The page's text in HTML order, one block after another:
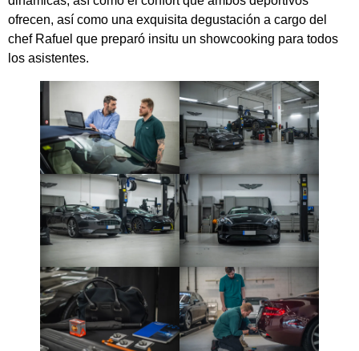
ofrecen, así como una exquisita degustación a cargo del
chef Rafuel que preparó insitu un showcooking para todos
los asistentes.